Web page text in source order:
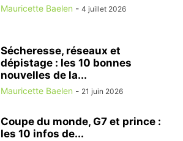
Mauricette Baelen - 4 juillet 2026
Sécheresse, réseaux et
dépistage : les 10 bonnes
nouvelles de la...
Mauricette Baelen - 21 juin 2026
Coupe du monde, G7 et prince :
les 10 infos de...